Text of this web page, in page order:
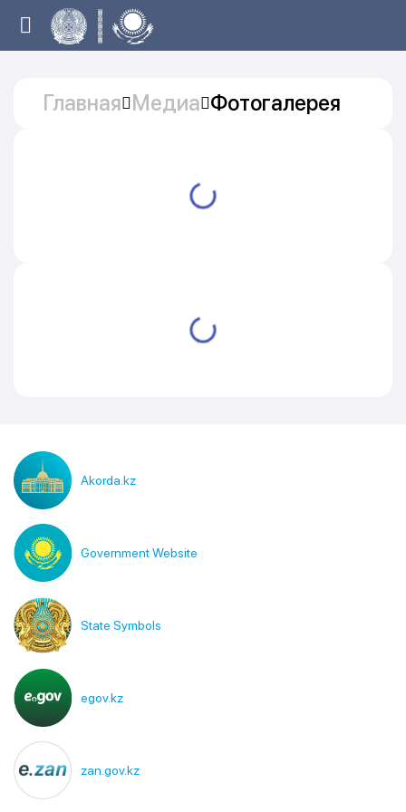
Главная Медиа Фотогалерея
Akorda.kz
Government Website
State Symbols
egov.kz
zan.gov.kz